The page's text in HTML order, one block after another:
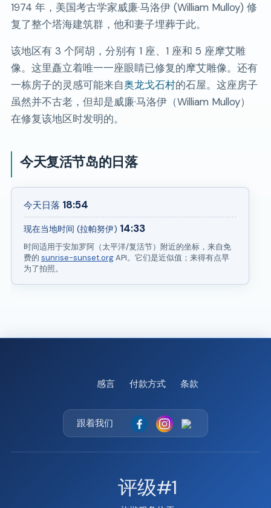
1974 年，美国考古学家威廉·马洛伊 (William Mulloy) 修
复了整个塔海建筑群，他和妻子埋葬于此。
该地区有 3 个阿胡，分别有 1 座、1 座和 5 座摩艾雕
像。这里矗立着唯一一座眼睛已修复的摩艾雕像。还有
一栋房子的灵感可能来自奥龙戈石村的石屋。这座房子
虽然并不古老，但却是威廉·马洛伊（William Mulloy）
在修复该地区时发明的。
今天复活节岛的日落
今天日落 18:54
现在当地时间 (拉帕努伊) 14:33
时间适用于安加罗阿（太平洋/复活节）附近的坐标，来自免
费的 sunrise-sunset.orgAPI。它们是近似值；来得有点早
为了拍照。
感言 付款方式 条款
跟着我们
评级#1